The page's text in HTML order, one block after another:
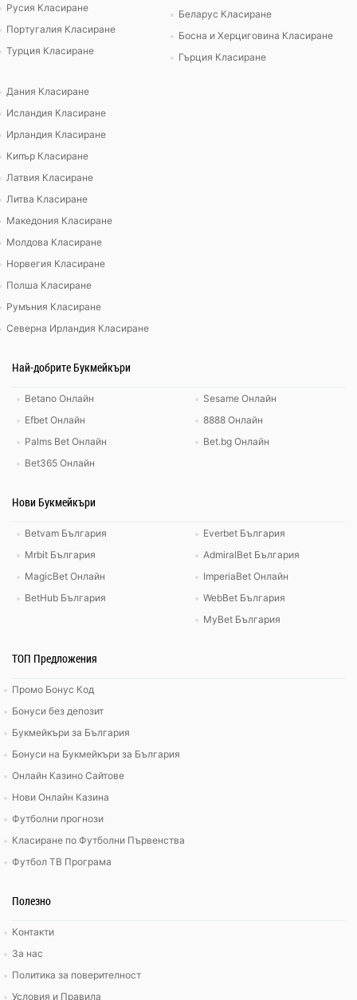
Русия Класиране
Португалия Класиране
Турция Класиране
Беларус Класиране
Босна и Херциговина Класиране
Гърция Класиране
Дания Класиране
Исландия Класиране
Ирландия Класиране
Кипър Класиране
Латвия Класиране
Литва Класиране
Македония Класиране
Молдова Класиране
Норвегия Класиране
Полша Класиране
Румъния Класиране
Северна Ирландия Класиране
Най-добрите Букмейкъри
Betano Онлайн
Efbet Онлайн
Palms Bet Онлайн
Bet365 Онлайн
Sesame Онлайн
8888 Онлайн
Bet.bg Онлайн
Нови Букмейкъри
Betvam България
Mrbit България
MagicBet Онлайн
BetHub България
Everbet България
AdmiralBet България
ImperiaBet Онлайн
WebBet България
MyBet България
ТОП Предложения
Промо Бонус Код
Бонуси без депозит
Букмейкъри за България
Бонуси на Букмейкъри за България
Онлайн Казино Сайтове
Нови Онлайн Казина
Футболни прогнози
Класиране по Футболни Първенства
Футбол ТВ Програма
Полезно
Контакти
За нас
Политика за поверителност
Условия и Правила